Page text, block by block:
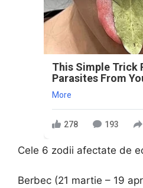
This Simple Trick
Parasites From
More
278 193
Cele 6 zodii afectate de
Berbec (21 martie – 19